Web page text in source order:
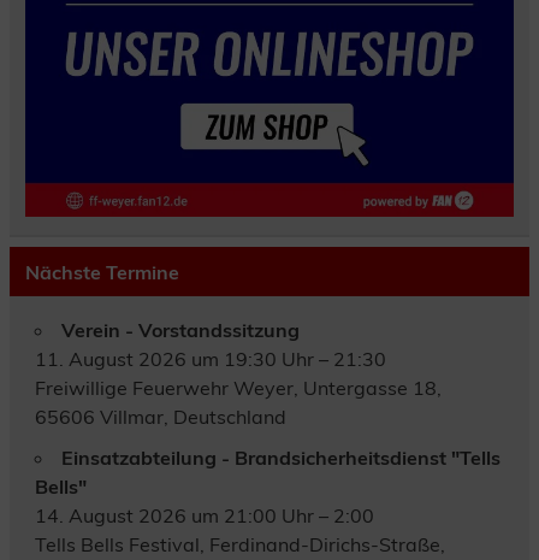
Nächste Termine
Verein - Vorstandssitzung
11. August 2026 um 19:30 Uhr – 21:30
Freiwillige Feuerwehr Weyer, Untergasse 18,
65606 Villmar, Deutschland
Einsatzabteilung - Brandsicherheitsdienst "Tells
Bells"
14. August 2026 um 21:00 Uhr – 2:00
Tells Bells Festival, Ferdinand-Dirichs-Straße,